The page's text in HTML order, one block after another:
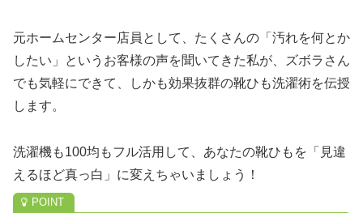
元ホームセンター店員として、たくさんの「汚れを何とか
したい」というお客様の声を聞いてきた私が、ズボラさん
でも気軽にできて、しかも効果抜群の靴ひも洗濯術を伝授
します。
洗濯機も100均もフル活用して、あなたの靴ひもを「見違
えるほど真っ白」に変えちゃいましょう！